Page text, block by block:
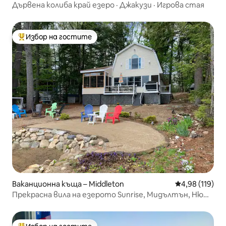
Дървена колиба край езеро · Джакузи · Игрова стая
Най-популярен избор на гостите
Избор на гостите
Ваканционна къща – Middleton Средна
4,98 (119)
Прекрасна вила на езерото Sunrise, Мидълтън, Ню